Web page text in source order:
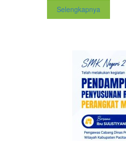
Selengkapnya